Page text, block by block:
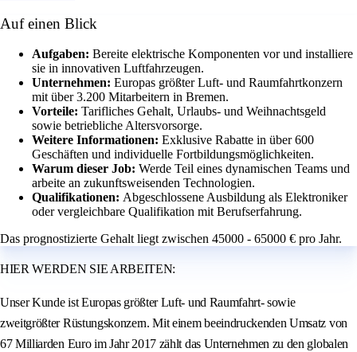
Auf einen Blick
Aufgaben: Bereite elektrische Komponenten vor und installiere
sie in innovativen Luftfahrzeugen.
Unternehmen: Europas größter Luft- und Raumfahrtkonzern
mit über 3.200 Mitarbeitern in Bremen.
Vorteile: Tarifliches Gehalt, Urlaubs- und Weihnachtsgeld
sowie betriebliche Altersvorsorge.
Weitere Informationen: Exklusive Rabatte in über 600
Geschäften und individuelle Fortbildungsmöglichkeiten.
Warum dieser Job: Werde Teil eines dynamischen Teams und
arbeite an zukunftsweisenden Technologien.
Qualifikationen: Abgeschlossene Ausbildung als Elektroniker
oder vergleichbare Qualifikation mit Berufserfahrung.
Das prognostizierte Gehalt liegt zwischen 45000 - 65000 € pro Jahr.
HIER WERDEN SIE ARBEITEN:
Unser Kunde ist Europas größter Luft- und Raumfahrt- sowie
zweitgrößter Rüstungskonzern. Mit einem beeindruckenden Umsatz von
67 Milliarden Euro im Jahr 2017 zählt das Unternehmen zu den globalen